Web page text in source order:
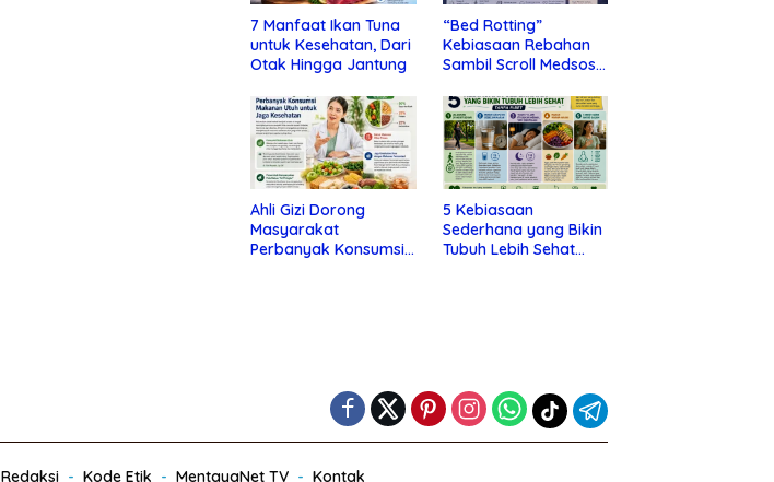
7 Manfaat Ikan Tuna
untuk Kesehatan, Dari
Otak Hingga Jantung
“Bed Rotting”
Kebiasaan Rebahan
Sambil Scroll Medsos
Depresi
Ahli Gizi Dorong
Masyarakat
Perbanyak Konsumsi
5 Kebiasaan
Sederhana yang Bikin
Tubuh Lebih Sehat
Redaksi Kode Etik MentayaNet TV Kontak